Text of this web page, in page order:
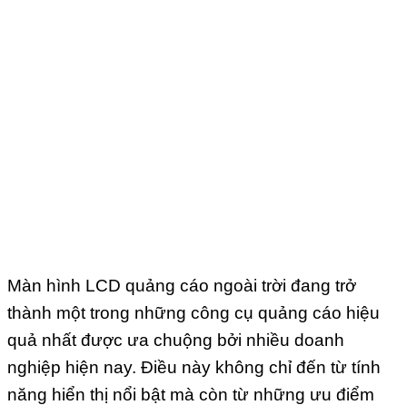
Màn hình LCD quảng cáo ngoài trời đang trở
thành một trong những công cụ quảng cáo hiệu
quả nhất được ưa chuộng bởi nhiều doanh
nghiệp hiện nay. Điều này không chỉ đến từ tính
năng hiển thị nổi bật mà còn từ những ưu điểm